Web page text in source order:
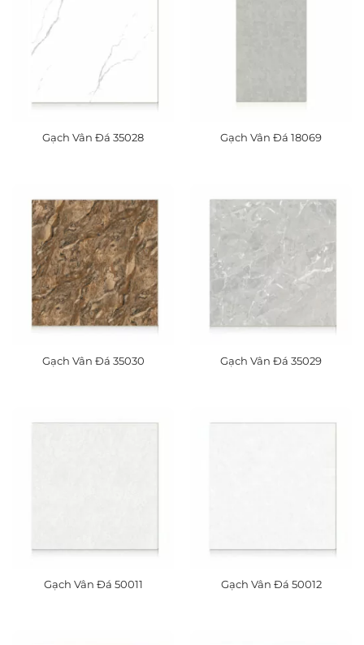
Gạch Vân Đá 35028 Gạch Vân Đá 18069
Gạch Vân Đá 35030 Gạch Vân Đá 35029
Gạch Vân Đá 50011 Gạch Vân Đá 50012